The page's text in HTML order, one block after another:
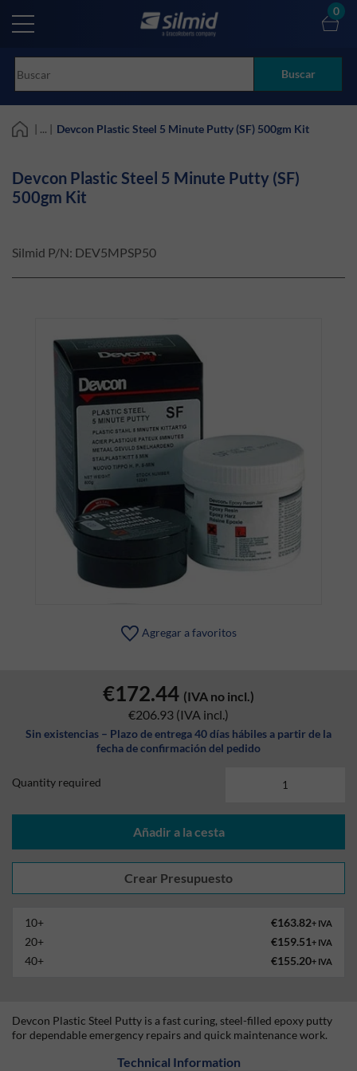
main
Buscar
0
| ... | Devcon Plastic Steel 5 Minute Putty (SF) 500gm Kit
Devcon Plastic Steel 5 Minute Putty (SF)
500gm Kit
Silmid P/N: DEV5MPSP50
Agregar a favoritos
€172.44 (IVA no incl.)
€206.93 (IVA incl.)
Sin existencias – Plazo de entrega 40 días hábiles a partir de la
fecha de confirmación del pedido
Quantity required
Añadir a la cesta
10+ €163.82+ IVA
20+ €159.51+ IVA
40+ €155.20+ IVA
Devcon Plastic Steel Putty is a fast curing, steel-filled epoxy putty
for dependable emergency repairs and quick maintenance work.
Technical Information